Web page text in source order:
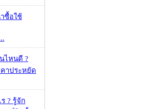
ซื้อใช้
ไหนดี ?
าประหยัด
? รู้จัก